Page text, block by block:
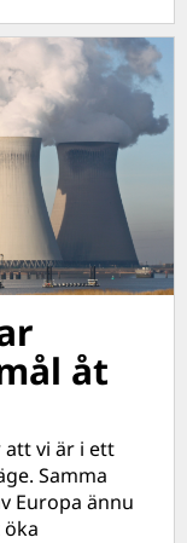
åt
vi är i ett
Samma
Europa ännu